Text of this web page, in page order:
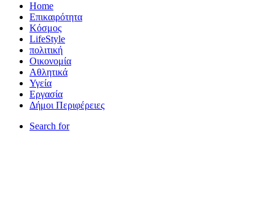
Home
Επικαιρότητα
Κόσμος
LifeStyle
πολιτική
Οικονομία
Αθλητικά
Υγεία
Εργασία
Δήμοι Περιφέρειες
Search for